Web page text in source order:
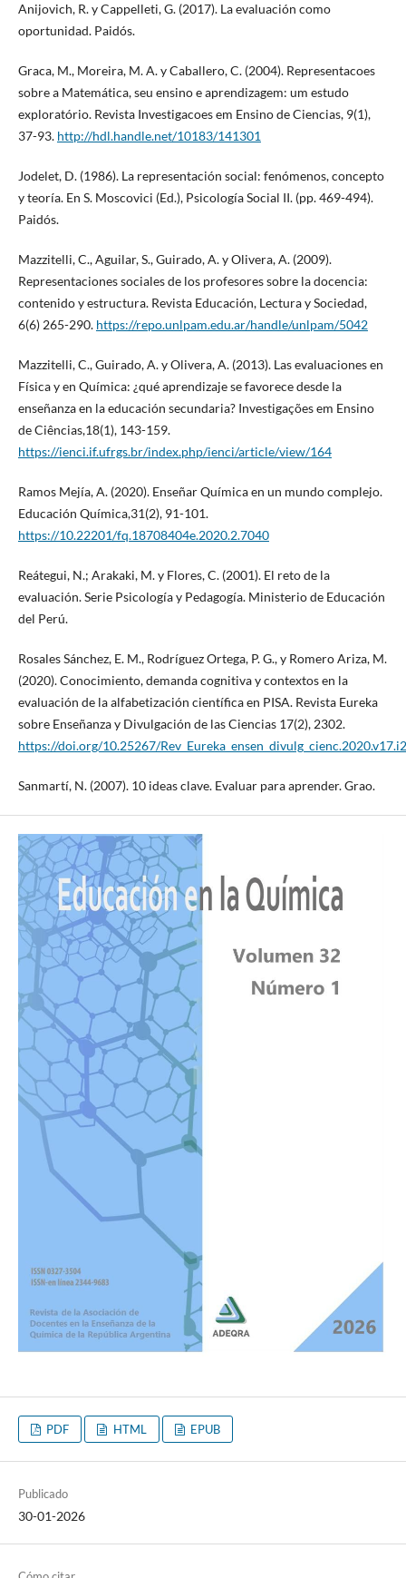
Anijovich, R. y Cappelleti, G. (2017). La evaluación como
oportunidad. Paidós.
Graca, M., Moreira, M. A. y Caballero, C. (2004). Representacoes
sobre a Matemática, seu ensino e aprendizagem: um estudo
exploratório. Revista Investigacoes em Ensino de Ciencias, 9(1),
37-93. http://hdl.handle.net/10183/141301
Jodelet, D. (1986). La representación social: fenómenos, concepto
y teoría. En S. Moscovici (Ed.), Psicología Social II. (pp. 469-494).
Paidós.
Mazzitelli, C., Aguilar, S., Guirado, A. y Olivera, A. (2009).
Representaciones sociales de los profesores sobre la docencia:
contenido y estructura. Revista Educación, Lectura y Sociedad,
6(6) 265-290. https://repo.unlpam.edu.ar/handle/unlpam/5042
Mazzitelli, C., Guirado, A. y Olivera, A. (2013). Las evaluaciones en
Física y en Química: ¿qué aprendizaje se favorece desde la
enseñanza en la educación secundaria? Investigações em Ensino
de Ciências,18(1), 143-159.
https://ienci.if.ufrgs.br/index.php/ienci/article/view/164
Ramos Mejía, A. (2020). Enseñar Química en un mundo complejo.
Educación Química,31(2), 91-101.
https://10.22201/fq.18708404e.2020.2.7040
Reátegui, N.; Arakaki, M. y Flores, C. (2001). El reto de la
evaluación. Serie Psicología y Pedagogía. Ministerio de Educación
del Perú.
Rosales Sánchez, E. M., Rodríguez Ortega, P. G., y Romero Ariza, M.
(2020). Conocimiento, demanda cognitiva y contextos en la
evaluación de la alfabetización científica en PISA. Revista Eureka
sobre Enseñanza y Divulgación de las Ciencias 17(2), 2302.
https://doi.org/10.25267/
Sanmartí, N. (2007). 10 ideas clave. Evaluar para aprender. Grao.
PDF HTML EPUB
Publicado
30-01-2026